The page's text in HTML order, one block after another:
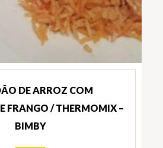
DE ARROZ COM
FRANGO / THERMOMIX –
BIMBY